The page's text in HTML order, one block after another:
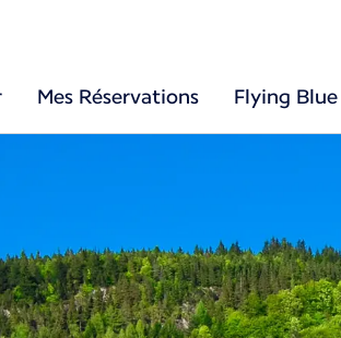
Mes Réservations Flying Blue